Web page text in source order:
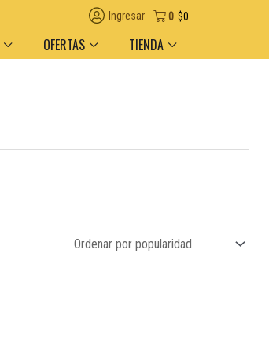
Descuento por volumen y medio de pago
$0
0
Ingresar
OFERTAS TIENDA